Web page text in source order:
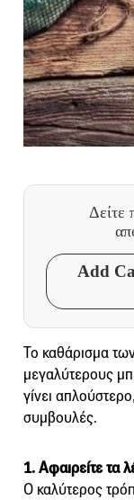
Δείτε
Add
Το καθάρισμα
μεγαλύτερους
γίνει
συμβουλές.
1. Αφαιρείτε τα
Ο καλύτερος